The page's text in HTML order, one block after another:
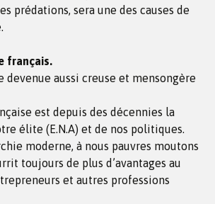
prédations, sera une des causes de
français.
devenue aussi creuse et mensongère
est depuis des décennies la
élite (E.N.A) et de nos politiques.
moderne, à nous pauvres moutons
toujours de plus d’avantages au
et autres professions